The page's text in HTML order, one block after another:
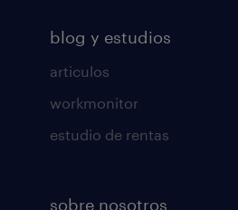
blog y estudios
articulos
workmonitor
estudio de rentas
sobre nosotros